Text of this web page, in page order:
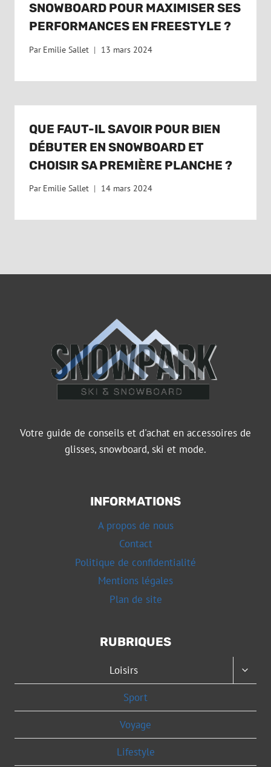
SNOWBOARD POUR MAXIMISER SES
PERFORMANCES EN FREESTYLE ?
Par Emilie Sallet 13 mars 2024
QUE FAUT-IL SAVOIR POUR BIEN
DÉBUTER EN SNOWBOARD ET
CHOISIR SA PREMIÈRE PLANCHE ?
Par Emilie Sallet 14 mars 2024
Votre guide de conseils et d'achat en accessoires de
glisses, snowboard, ski et mode.
INFORMATIONS
A propos de nous
Contact
Politique de confidentialité
Mentions légales
Plan de site
RUBRIQUES
Loisirs
Sport
Voyage
Lifestyle